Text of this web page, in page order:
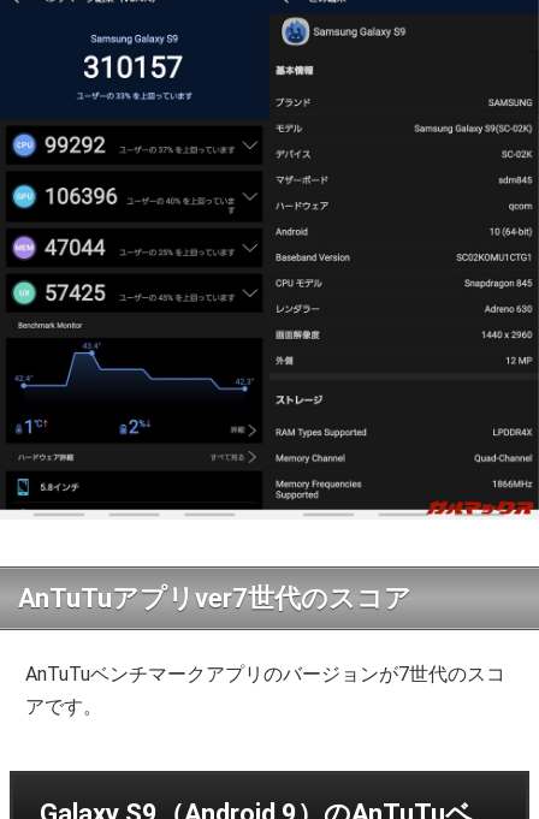
AnTuTuアプリver7世代のスコア
AnTuTuベンチマークアプリのバージョンが7世代のスコ
アです。